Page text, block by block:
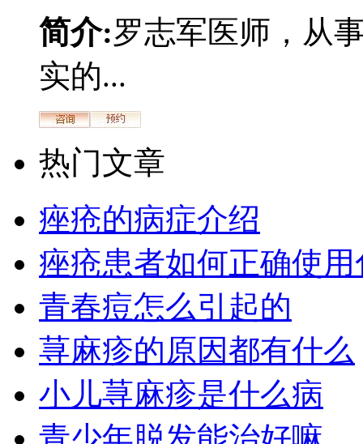
简介:罗志军医师，从
实的...
热门文章
痤疮的病症介绍
痤疮患者如何正确使
青春痘怎么引起的
荨麻疹的原因都有什么
小儿荨麻疹是什么病